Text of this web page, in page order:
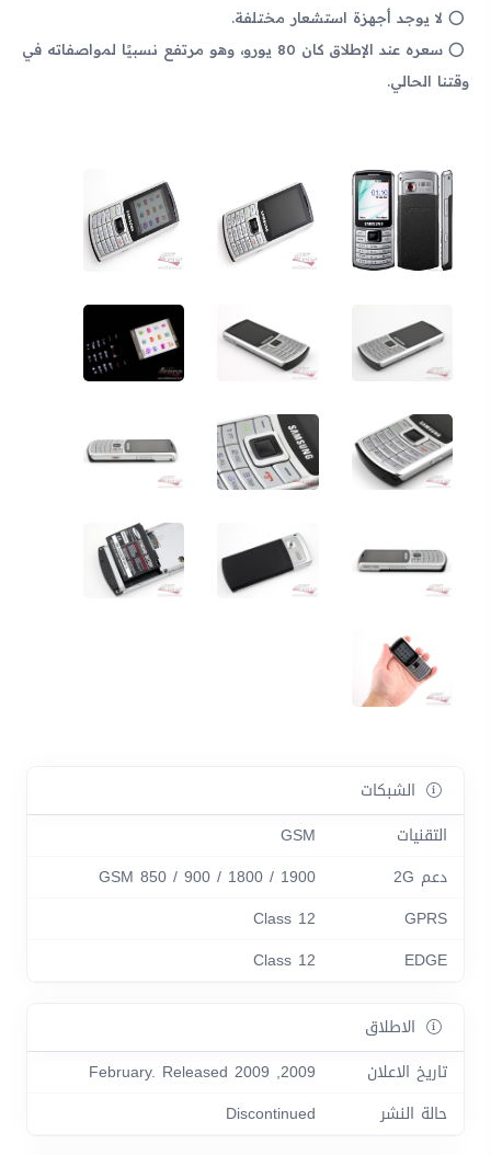
لا يوجد أجهزة استشعار مختلفة.
سعره عند الإطلاق كان 80 يورو، وهو مرتفع نسبيًا لمواصفاته في
وقتنا الحالي.
الشبكات
التقنيات
GSM
دعم 2G
GSM 850 / 900 / 1800 / 1900
GPRS
Class 12
EDGE
Class 12
الاطلاق
تاريخ الاعلان
2009, February. Released 2009
حالة النشر
Discontinued